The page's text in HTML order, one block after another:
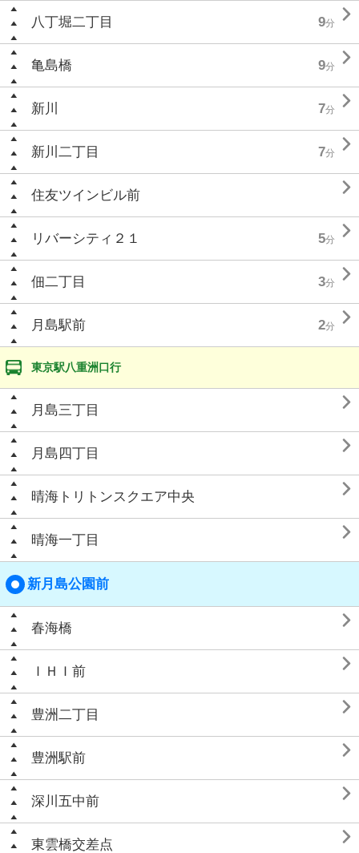
八丁堀二丁目 9分 
亀島橋 9分 
新川 7分 
新川二丁目 7分 
住友ツインビル前 
リバーシティ２１ 5分 
佃二丁目 3分 
月島駅前 2分 
東京駅八重洲口行
月島三丁目 
月島四丁目 
晴海トリトンスクエア中央 
晴海一丁目 
新月島公園前
春海橋 
ＩＨＩ前 
豊洲二丁目 
豊洲駅前 
深川五中前 
東雲橋交差点 